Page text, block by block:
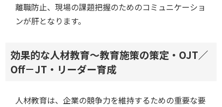
離職防止、現場の課題把握のためのコミュニケーショ
ンが肝となります。
効果的な人材教育～教育施策の策定・OJT／
Off－JT・リーダー育成
人材教育は、企業の競争力を維持するための重要な要